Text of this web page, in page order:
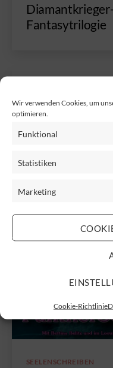
Wir verwenden Cookies, um
optimieren.
Funktional
Statistiken
Marketing
Cookie-Richtlinie
Fantasytrilogie
Bald beginnen
Kategorien
SEELENSCHREIBEN